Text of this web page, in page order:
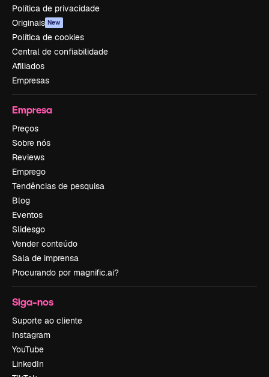
Política de privacidade
Originais New
Política de cookies
Central de confiabilidade
Afiliados
Empresas
Empresa
Preços
Sobre nós
Reviews
Emprego
Tendências de pesquisa
Blog
Eventos
Slidesgo
Vender conteúdo
Sala de imprensa
Procurando por magnific.ai?
Siga-nos
Suporte ao cliente
Instagram
YouTube
LinkedIn